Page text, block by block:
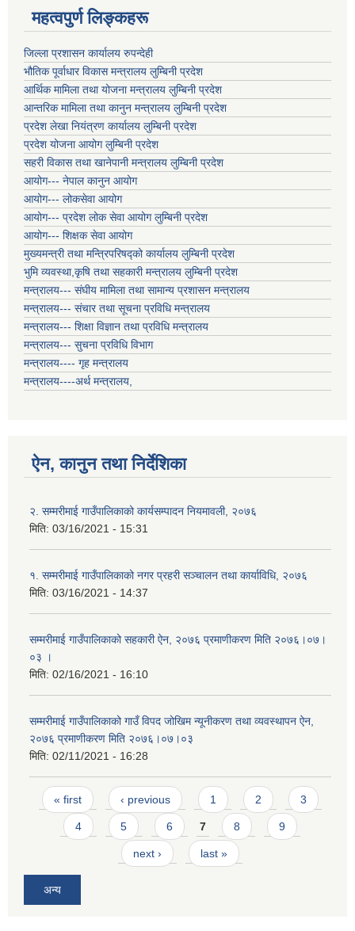
महत्वपुर्ण लिङ्कहरू
जिल्ला प्रशासन कार्यालय रुपन्देही
भौतिक पूर्वाधार विकास मन्त्रालय लुम्बिनी प्रदेश
आर्थिक मामिला तथा योजना मन्त्रालय लुम्बिनी प्रदेश
आन्तरिक मामिला तथा कानुन मन्त्रालय लुम्बिनी प्रदेश
प्रदेश लेखा नियंत्रण कार्यालय लुम्बिनी प्रदेश
प्रदेश योजना आयोग लुम्बिनी प्रदेश
सहरी विकास तथा खानेपानी मन्त्रालय लुम्बिनी प्रदेश
आयोग--- नेपाल कानुन आयोग
आयोग--- लोकसेवा आयोग
आयोग--- प्रदेश लोक सेवा आयोग लुम्बिनी प्रदेश
आयोग--- शिक्षक सेवा आयोग
मुख्यमन्त्री तथा मन्त्रिपरिषद्को कार्यालय लुम्बिनी प्रदेश
भुमि व्यवस्था,कृषि तथा सहकारी मन्त्रालय लुम्बिनी प्रदेश
मन्त्रालय--- संघीय मामिला तथा सामान्य प्रशासन मन्त्रालय
मन्त्रालय--- संचार तथा सूचना प्रविधि मन्त्रालय
मन्त्रालय--- शिक्षा विज्ञान तथा प्रविधि मन्त्रालय
मन्त्रालय--- सुचना प्रविधि विभाग
मन्त्रालय---- गृह मन्त्रालय
मन्त्रालय----अर्थ मन्त्रालय,
ऐन, कानुन तथा निर्देशिका
२. सम्मरीमाई गाउँपालिकाको कार्यसम्पादन नियमावली, २०७६
मिति: 03/16/2021 - 15:31
१. सम्मरीमाई गाउँपालिकाको नगर प्रहरी सञ्चालन तथा कार्याविधि, २०७६
मिति: 03/16/2021 - 14:37
सम्मरीमाई गाउँपालिकाको सहकारी ऐन, २०७६ प्रमाणीकरण मिति २०७६।०७।
०३ ।
मिति: 02/16/2021 - 16:10
सम्मरीमाई गाउँपालिकाको गाउँ विपद जोखिम न्यूनीकरण तथा व्यवस्थापन ऐन,
२०७६ प्रमाणीकरण मिति २०७६।०७।०३
मिति: 02/11/2021 - 16:28
Pages
« first ‹ previous 1 2 3
4 5 6 7 8 9
next › last »
अन्य